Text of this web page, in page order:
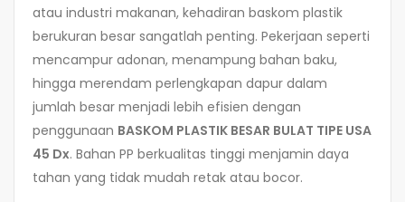
atau industri makanan, kehadiran baskom plastik
berukuran besar sangatlah penting. Pekerjaan seperti
mencampur adonan, menampung bahan baku,
hingga merendam perlengkapan dapur dalam
jumlah besar menjadi lebih efisien dengan
penggunaan BASKOM PLASTIK BESAR BULAT TIPE USA
45 Dx. Bahan PP berkualitas tinggi menjamin daya
tahan yang tidak mudah retak atau bocor.